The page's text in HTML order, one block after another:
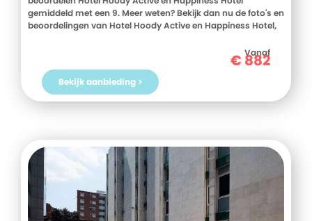
gemiddeld met een 9. Meer weten? Bekijk dan nu de foto's en
beoordelingen van Hotel Hoody Active en Happiness Hotel,
in Italie? Boek jouw vakantie naar Hotel Hoody Active en
Vanaf
€882
Bekijk aanbieding >